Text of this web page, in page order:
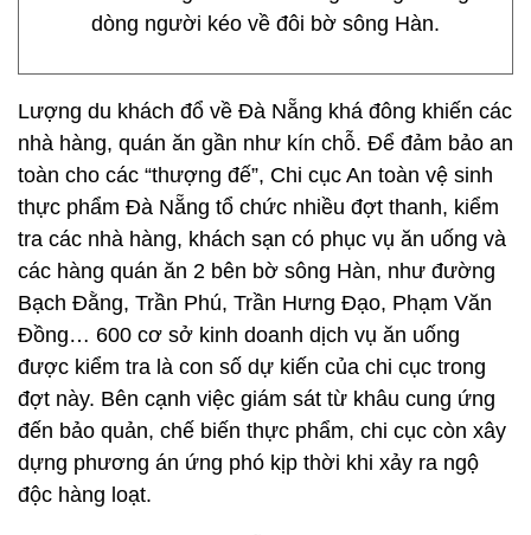
dòng người kéo về đôi bờ sông Hàn.
Lượng du khách đổ về Đà Nẵng khá đông khiến các
nhà hàng, quán ăn gần như kín chỗ. Để đảm bảo an
toàn cho các “thượng đế”, Chi cục An toàn vệ sinh
thực phẩm Đà Nẵng tổ chức nhiều đợt thanh, kiểm
tra các nhà hàng, khách sạn có phục vụ ăn uống và
các hàng quán ăn 2 bên bờ sông Hàn, như đường
Bạch Đằng, Trần Phú, Trần Hưng Đạo, Phạm Văn
Đồng… 600 cơ sở kinh doanh dịch vụ ăn uống
được kiểm tra là con số dự kiến của chi cục trong
đợt này. Bên cạnh việc giám sát từ khâu cung ứng
đến bảo quản, chế biến thực phẩm, chi cục còn xây
dựng phương án ứng phó kịp thời khi xảy ra ngộ
độc hàng loạt.